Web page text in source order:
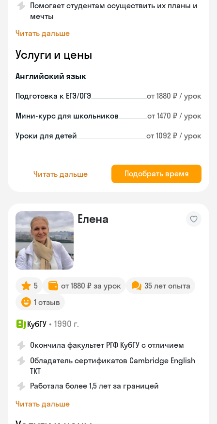
Помогает студентам осуществить их планы и
мечты
Читать дальше
Услуги и цены
Английский язык
Подготовка к ЕГЭ/ОГЭ от 1880 ₽ / урок
Мини-курс для школьников от 1470 ₽ / урок
Уроки для детей от 1092 ₽ / урок
Читать дальше Подобрать время
Елена
5 от 1880 ₽ за урок
35 лет опыта
1 отзыв
КубГУ • 1990 г.
Окончила факультет РГФ КубГУ с отличием
Обладатель сертификатов Cambridge English
TKT
Работала более 1,5 лет за границей
Читать дальше